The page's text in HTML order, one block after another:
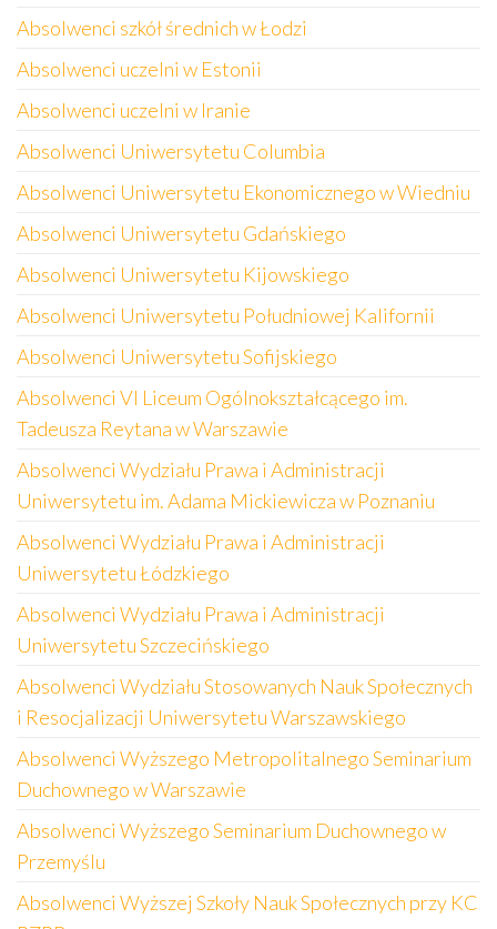
Absolwenci szkół średnich w Łodzi
Absolwenci uczelni w Estonii
Absolwenci uczelni w Iranie
Absolwenci Uniwersytetu Columbia
Absolwenci Uniwersytetu Ekonomicznego w Wiedniu
Absolwenci Uniwersytetu Gdańskiego
Absolwenci Uniwersytetu Kijowskiego
Absolwenci Uniwersytetu Południowej Kalifornii
Absolwenci Uniwersytetu Sofijskiego
Absolwenci VI Liceum Ogólnokształcącego im.
Tadeusza Reytana w Warszawie
Absolwenci Wydziału Prawa i Administracji
Uniwersytetu im. Adama Mickiewicza w Poznaniu
Absolwenci Wydziału Prawa i Administracji
Uniwersytetu Łódzkiego
Absolwenci Wydziału Prawa i Administracji
Uniwersytetu Szczecińskiego
Absolwenci Wydziału Stosowanych Nauk Społecznych
i Resocjalizacji Uniwersytetu Warszawskiego
Absolwenci Wyższego Metropolitalnego Seminarium
Duchownego w Warszawie
Absolwenci Wyższego Seminarium Duchownego w
Przemyślu
Absolwenci Wyższej Szkoły Nauk Społecznych przy KC